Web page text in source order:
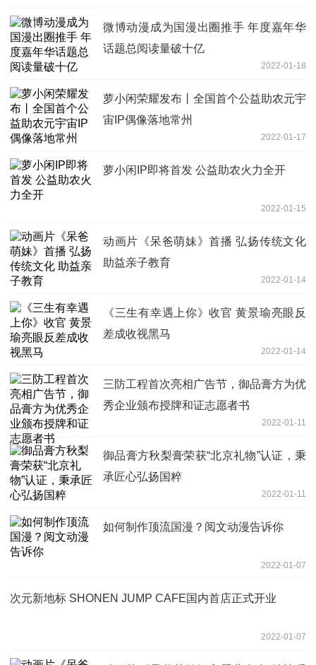
微博动漫成为国漫出圈推手 年度嘉年华
话题总阅读量破十亿
2022-01-18
萝小闲荣耀发布丨全国首个公益助农元宇
宙IP偶像落地常州
2022-01-17
萝小闲IP即将首发 公益助农火力全开
2022-01-15
动画片《呆爸萌妹》首播 弘扬传统文化
助益亲子教育
2022-01-14
《三生有幸遇上你》收官 黄景瑜亮眼反
差成收视黑马
2022-01-14
三防工程首次亮相广告节，御品膏方为优
秀企业颁布授牌和证志愿者书
2022-01-11
御品膏方秋梨膏荣获“北京礼物”认证，秉
承匠心弘扬国粹
2022-01-11
如何制作顶流国漫？阅文动漫告诉你
2022-01-07
次元新地标 SHONEN JUMP CAFE国内首店正式开业
2022-01-07